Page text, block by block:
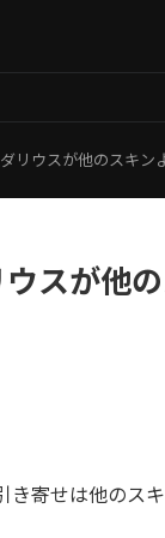
ダリウスが他のスキン
ウスが他
寄せは他のス